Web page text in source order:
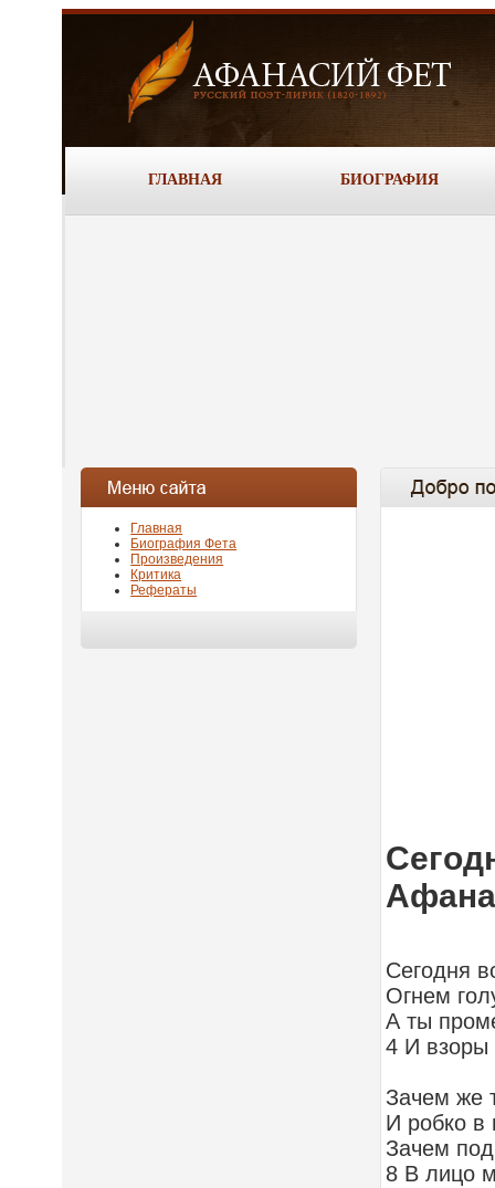
ГЛАВНАЯ БИОГРАФИЯ
Главная
Биография Фета
Произведения
Критика
Рефераты
Сегодня
Огнем
А ты
4 И взоры
Зачем же
И робко в
Зачем
8 В лицо